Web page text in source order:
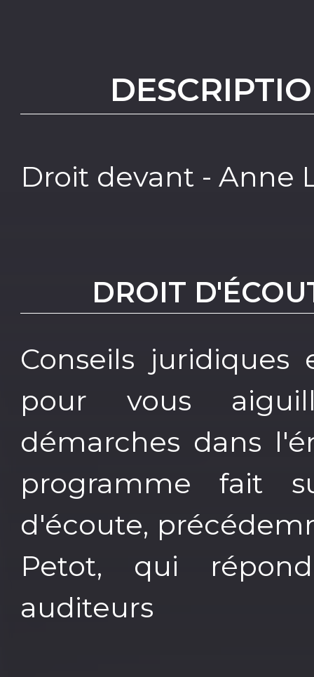
Droit devant - Anne
DROIT
Conseils juridiques
pour vous
démarches dans
programme fait
d'écoute,
Petot, qui
auditeurs